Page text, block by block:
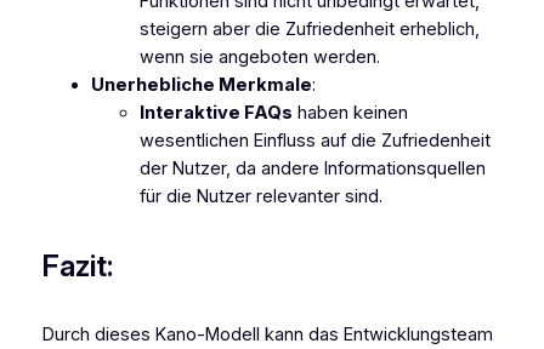
steigern aber die Zufriedenheit erheblich,
wenn sie angeboten werden.
Unerhebliche Merkmale:
Interaktive FAQs haben keinen
wesentlichen Einfluss auf die Zufriedenheit
der Nutzer, da andere Informationsquellen
für die Nutzer relevanter sind.
Fazit:
Durch dieses Kano-Modell kann das Entwicklungsteam